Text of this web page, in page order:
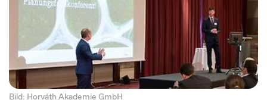
Bild: Horváth Akademie GmbH